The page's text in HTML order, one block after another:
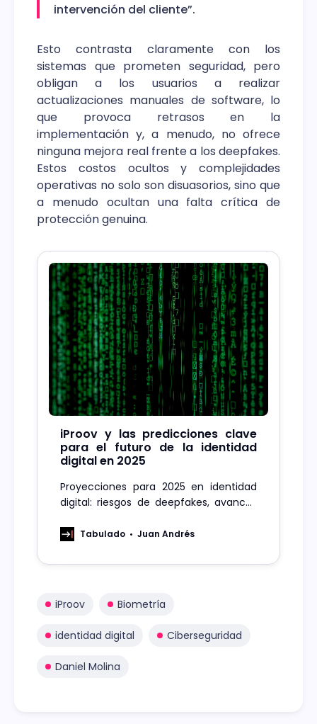
intervención del cliente”.
Esto contrasta claramente con los
sistemas que prometen seguridad, pero
obligan a los usuarios a realizar
actualizaciones manuales de software, lo
que provoca retrasos en la
implementación y, a menudo, no ofrece
ninguna mejora real frente a los deepfakes.
Estos costos ocultos y complejidades
operativas no solo son disuasorios, sino que
a menudo ocultan una falta crítica de
protección genuina.
iProov y las predicciones clave
para el futuro de la identidad
digital en 2025
Proyecciones para 2025 en identidad
digital: riesgos de deepfakes, avances
tecnológicas en privacidad.
Tabulado Juan Andrés
iProov Biometría
identidad digital Ciberseguridad
Daniel Molina